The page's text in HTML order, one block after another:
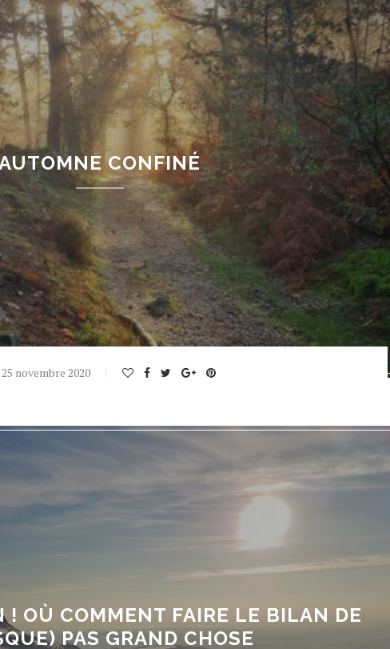
CONFINÉ
25 novembre 2020
OÙ COMMENT FAIRE LE BILAN DE
PAS GRAND CHOSE